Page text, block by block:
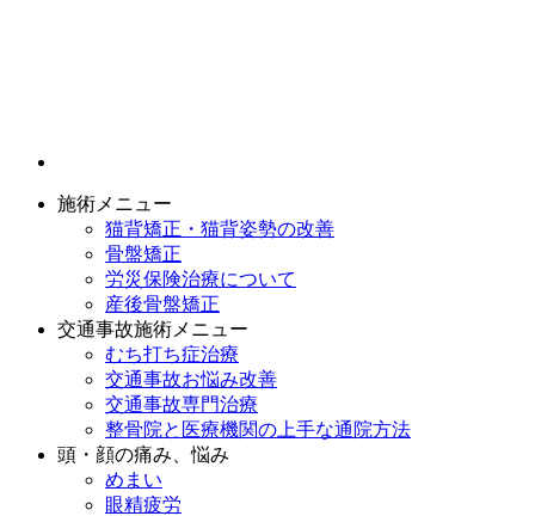
施術メニュー
猫背矯正・猫背姿勢の改善
骨盤矯正
労災保険治療について
産後骨盤矯正
交通事故施術メニュー
むち打ち症治療
交通事故お悩み改善
交通事故専門治療
整骨院と医療機関の上手な通院方法
頭・顔の痛み、悩み
めまい
眼精疲労